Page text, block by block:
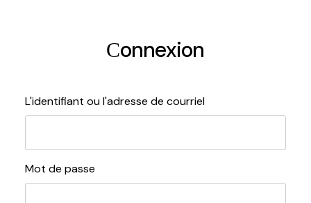
Сonnexion
L'identifiant ou l'adresse de courriel
Mot de passe